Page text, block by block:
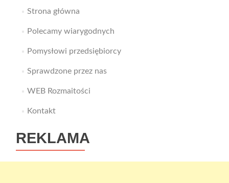
Strona główna
Polecamy wiarygodnych
Pomysłowi przedsiębiorcy
Sprawdzone przez nas
WEB Rozmaitości
Kontakt
REKLAMA